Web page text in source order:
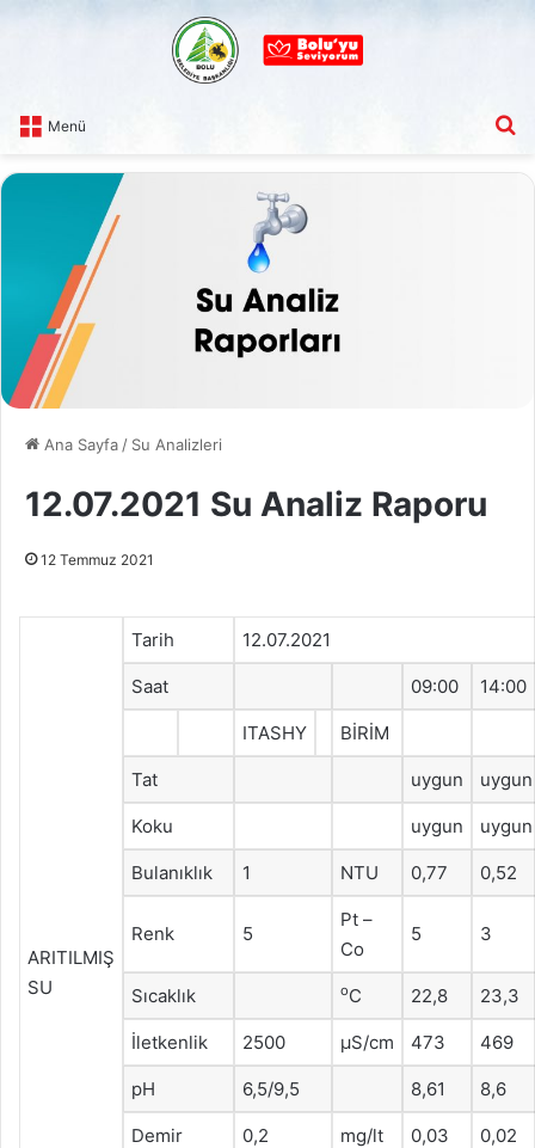
Menü
Ana Sayfa / Su Analizleri
12.07.2021 Su Analiz Raporu
12 Temmuz 2021
ARITILMIŞ
SU
Tarih 12.07.2021
Saat 09:00 14:00
ITASHY BİRİM
Tat uygun uygun
Koku uygun uygun
Bulanıklık 1 NTU 0,77 0,52
Renk 5
Pt –
Co
5 3
Sıcaklık oC 22,8 23,3
İletkenlik 2500 μS/cm 473 469
pH 6,5/9,5 8,61 8,6
Demir 0,2 mg/lt 0,03 0,02